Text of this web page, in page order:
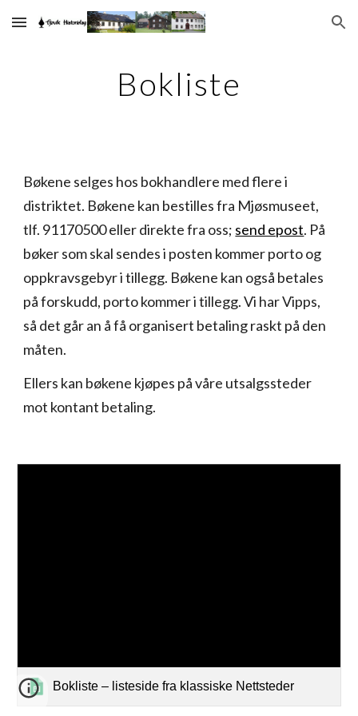
Skip to main content Skip to navigation
Bokliste
Bøkene selges hos bokhandlere med flere i
distriktet. Bøkene kan bestilles fra Mjøsmuseet,
tlf. 91170500 eller direkte fra oss; send epost. På
bøker som skal sendes i posten kommer porto og
oppkravsgebyr i tillegg. Bøkene kan også betales
på forskudd, porto kommer i tillegg. Vi har Vipps,
så det går an å få organisert betaling raskt på den
måten.
Ellers kan bøkene kjøpes på våre utsalgssteder
mot kontant betaling.
Bokliste – listeside fra klassiske Nettsteder